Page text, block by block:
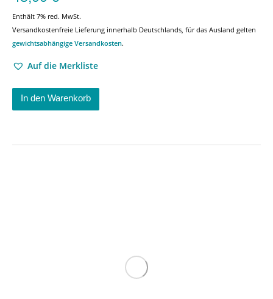
Enthält 7% red. MwSt.
Versandkostenfreie Lieferung innerhalb Deutschlands, für das Ausland gelten
gewichtsabhängige Versandkosten.
Auf die Merkliste
In den Warenkorb